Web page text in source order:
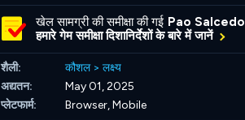
खेल सामग्री की समीक्षा की गई Pao Salcedo
हमारे गेम समीक्षा दिशानिर्देशों के बारे में जानें
शैली: कौशल> लक्ष्य
अद्यतन:
May 01, 2025
प्लेटफार्म:
Browser, Mobile